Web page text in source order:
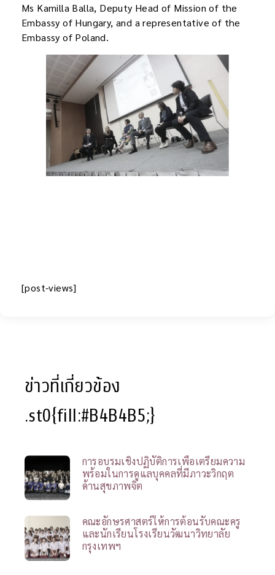
Ms Kamilla Balla, Deputy Head of Mission of the
Embassy of Hungary, and a representative of the
Embassy of Poland.
[post-views]
ข่าวที่เกี่ยวข้อง
.st0{fill:#B4B4B5;}
การอบรมเชิงปฏิบัติการเพื่อเตรียมความ
พร้อมในการดูแลบุคคลที่มีภาวะวิกฤต
ด้านสุขภาพจิต
คณะอักษรศาสตร์ให้การต้อนรับคณะครู
และนักเรียนโรงเรียนวัฒนาวิทยาลัย
กรุงเทพฯ